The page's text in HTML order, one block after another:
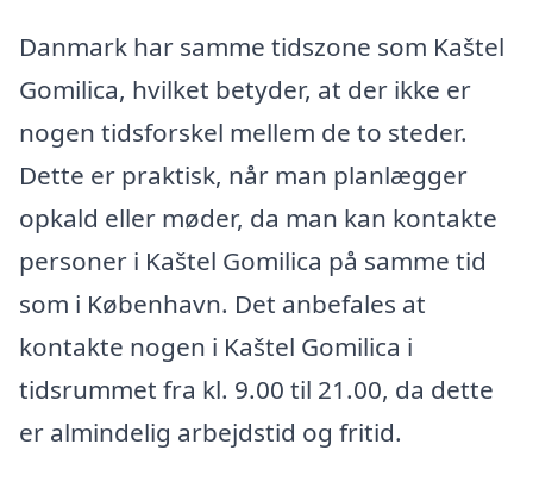
Danmark har samme tidszone som Kaštel
Gomilica, hvilket betyder, at der ikke er
nogen tidsforskel mellem de to steder.
Dette er praktisk, når man planlægger
opkald eller møder, da man kan kontakte
personer i Kaštel Gomilica på samme tid
som i København. Det anbefales at
kontakte nogen i Kaštel Gomilica i
tidsrummet fra kl. 9.00 til 21.00, da dette
er almindelig arbejdstid og fritid.